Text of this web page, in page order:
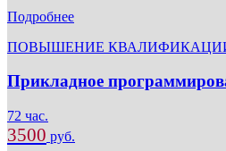
Подробнее
ПОВЫШЕНИЕ
Прикладное
72 час.
3500 руб.